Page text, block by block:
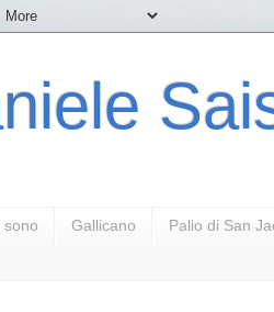
sono Gallicano Palio di San